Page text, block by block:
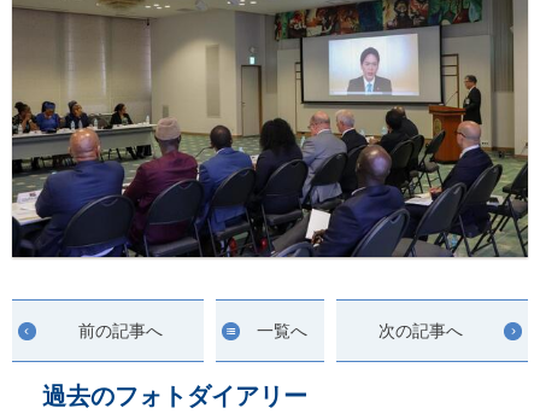
前の記事へ 一覧へ 次の記事へ
過去のフォトダイアリー